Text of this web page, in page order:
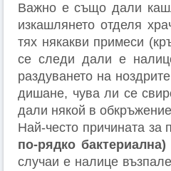
Важно е също дали
изкашлянето отделя
тях някакви примеси
се следи дали е
раздуването на
дишане, чува ли се
дали някой в
Най-често причината
по-рядко
случаи е налице